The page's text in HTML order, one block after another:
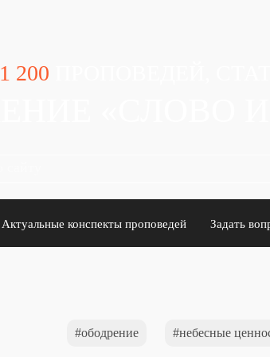
1 200
Актуальные конспекты проповедей Задать
ободрение небесные